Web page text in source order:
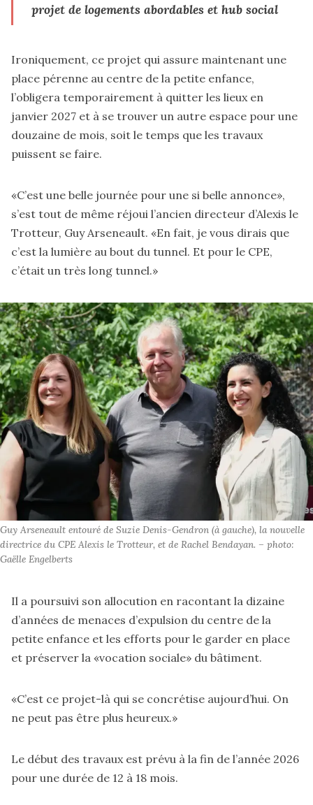
projet de logements abordables et hub social
Ironiquement, ce projet qui assure maintenant une
place pérenne au centre de la petite enfance,
l’obligera temporairement à quitter les lieux en
janvier 2027 et à se trouver un autre espace pour une
douzaine de mois, soit le temps que les travaux
puissent se faire.
«C’est une belle journée pour une si belle annonce»,
s’est tout de même réjoui l’ancien directeur d’Alexis le
Trotteur, Guy Arseneault. «En fait, je vous dirais que
c’est la lumière au bout du tunnel. Et pour le CPE,
c’était un très long tunnel.»
Guy Arseneault entouré de Suzie Denis-Gendron (à gauche), la nouvelle
directrice du CPE Alexis le Trotteur, et de Rachel Bendayan. – photo:
Gaëlle Engelberts
Il a poursuivi son allocution en racontant la dizaine
d’années de menaces d’expulsion du centre de la
petite enfance et les efforts pour le garder en place
et préserver la «vocation sociale» du bâtiment.
«C’est ce projet-là qui se concrétise aujourd’hui. On
ne peut pas être plus heureux.»
Le début des travaux est prévu à la fin de l’année 2026
pour une durée de 12 à 18 mois.